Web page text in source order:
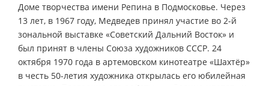
Доме творчества имени Репина в Подмосковье. Через
13 лет, в 1967 году, Медведев принял участие во 2-й
зональной выставке «Советский Дальний Восток» и
был принят в члены Союза художников СССР. 24
октября 1970 года в артемовском кинотеатре «Шахтёр»
в честь 50-летия художника открылась его юбилейная